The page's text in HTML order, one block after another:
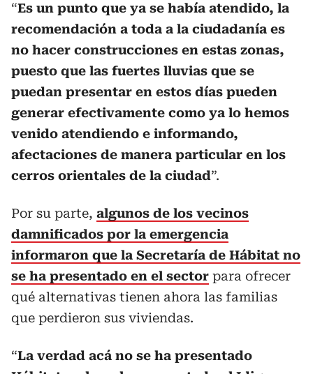
“Es un punto que ya se había atendido, la
recomendación a toda a la ciudadanía es
no hacer construcciones en estas zonas,
puesto que las fuertes lluvias que se
puedan presentar en estos días pueden
generar efectivamente como ya lo hemos
venido atendiendo e informando,
afectaciones de manera particular en los
cerros orientales de la ciudad”.
Por su parte, algunos de los vecinos
damnificados por la emergencia
informaron que la Secretaría de Hábitat no
se ha presentado en el sector para ofrecer
qué alternativas tienen ahora las familias
que perdieron sus viviendas.
“La verdad acá no se ha presentado